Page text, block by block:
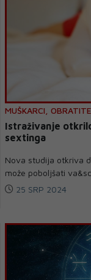
MUŠKARCI,
Istraživanje
sextinga
Nova studija otkriva
može poboljšati
25 SRP 2024